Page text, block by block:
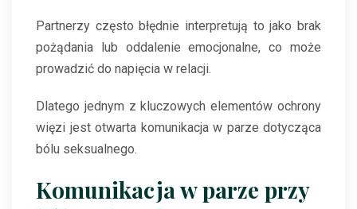
Partnerzy często błędnie interpretują to jako brak
pożądania lub oddalenie emocjonalne, co może
prowadzić do napięcia w relacji.
Dlatego jednym z kluczowych elementów ochrony
więzi jest otwarta komunikacja w parze dotycząca
bólu seksualnego.
Komunikacja w parze przy